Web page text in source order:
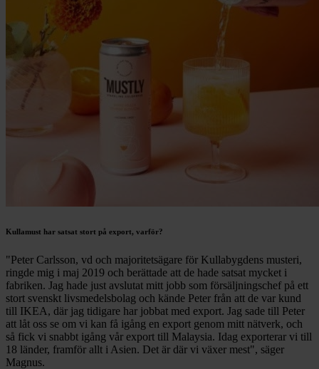
Kullamust har satsat stort på export, varför?
"Peter Carlsson, vd och majoritetsägare för Kullabygdens musteri,
ringde mig i maj 2019 och berättade att de hade satsat mycket i
fabriken. Jag hade just avslutat mitt jobb som försäljningschef på ett
stort svenskt livsmedelsbolag och kände Peter från att de var kund
till IKEA, där jag tidigare har jobbat med export. Jag sade till Peter
att låt oss se om vi kan få igång en export genom mitt nätverk, och
så fick vi snabbt igång vår export till Malaysia. Idag exporterar vi till
18 länder, framför allt i Asien. Det är där vi växer mest", säger
Magnus.